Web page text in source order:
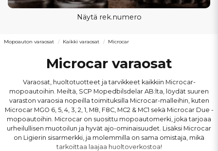
Näytä rek.numero
Mopoauton varaosat Kaikki varaosat Microcar
Microcar varaosat
Varaosat, huoltotuotteet ja tarvikkeet kaikkiin Microcar-
mopoautoihin. Meiltä, SCP Mopedbilsdelar AB:lta, löydät suuren
varaston varaosia nopeilla toimituksilla Microcar-malleihin, kuten
Microcar MGO 6, 5, 4, 3, 2, 1, M8, F8C, MC2 & MC1 sekä Microcar Due -
mopoautoihin. Microcar on suosittu mopoautomerki, joka tarjoaa
urheilullisen muotoilun ja hyvät ajo-ominaisuudet. Lisäksi Microcar
on Ligierin sisarmerkki, ja molemmilla on sama omistaja, mikä
tarkoittaa laajaa huoltoverkostoa!